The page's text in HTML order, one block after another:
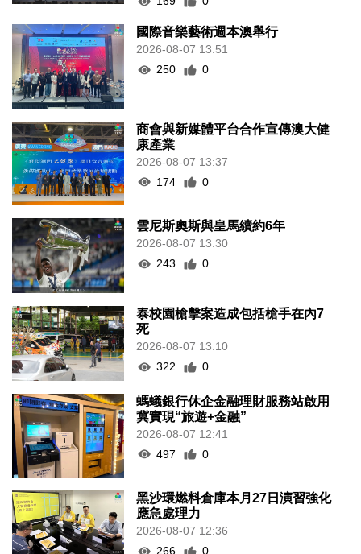
國際音樂藝術週本澳舉行
2026-08-07 13:51
250
0
商會與新媒體平台合作宣傳澳大健
康產業
2026-08-07 13:37
174
0
雲尼斯奧斯與皇馬續約6年
2026-08-07 13:30
243
0
泰校園槍擊案造成包括槍手在內7
死
2026-08-07 13:10
322
0
螞蟻銀行休企金融理財服務站啟用
冀實現“旅遊+金融”
2026-08-07 12:41
497
0
黑沙環燃料倉庫本月27日演習強化
應急處理力
2026-08-07 12:36
266
0